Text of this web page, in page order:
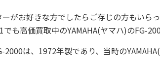
がお好きな方でしたらご存じの方もいら
も高価買取中のYAMAHA(ヤマハ)のFG-
2000は、1972年製であり、当時の